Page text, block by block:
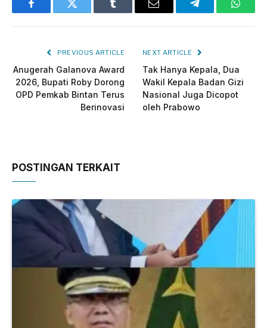
FacebookTwitter Tumblr Email Telegram
PREVIOUS ARTICLE
Anugerah Galanova Award
2026, Bupati Roby Dorong
OPD Pemkab Bintan Terus
Berinovasi
NEXT ARTICLE
Tak Hanya Kepala, Dua
Wakil Kepala Badan Gizi
Nasional Juga Dicopot
oleh Prabowo
POSTINGAN TERKAIT